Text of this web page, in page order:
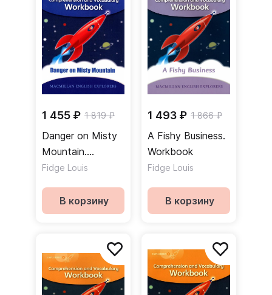
1 455 ₽ 1 819 ₽
Danger on Misty
Mountain.
Workbook
Fidge Louis
В корзину
1 493 ₽ 1 866 ₽
A Fishy Business.
Workbook
Fidge Louis
В корзину